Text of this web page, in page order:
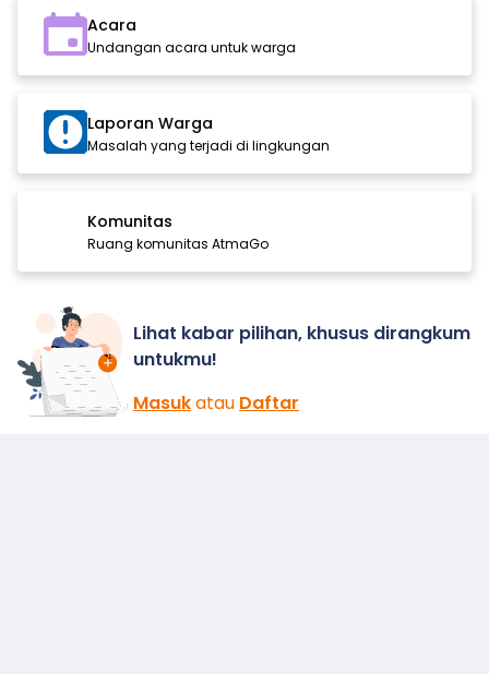
Acara
Undangan acara untuk warga
Laporan Warga
Masalah yang terjadi di lingkungan
Komunitas
Ruang komunitas AtmaGo
Lihat kabar pilihan, khusus dirangkum
untukmu!
Masukatau Daftar